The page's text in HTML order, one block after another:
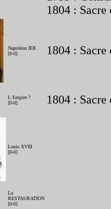
1804 :
Napoléon IER
[0-0]
1804 :
L Empire ?
[0-0]
1804 :
Louis XVIII
[0-0]
La
RESTAURATION
[0-0]